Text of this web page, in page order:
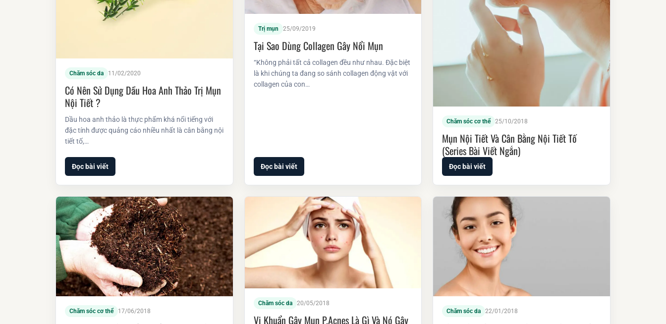
Chăm sóc da 11/02/2020
Có Nên Sử Dụng Dầu Hoa Anh Thảo Trị Mụn
Nội Tiết ?
Dầu hoa anh thảo là thực phẩm khá nổi tiếng với
đặc tính được quảng cáo nhiều nhất là cân bằng nội
tiết tố,…
Đọc bài viết
Trị mụn 25/09/2019
Tại Sao Dùng Collagen Gây Nổi Mụn
“Không phải tất cả collagen đều như nhau. Đặc biệt
là khi chúng ta đang so sánh collagen động vật với
collagen của con…
Đọc bài viết
Chăm sóc cơ thể 25/10/2018
Mụn Nội Tiết Và Cân Bằng Nội Tiết Tố
(Series Bài Viết Ngắn)
Đọc bài viết
Chăm sóc cơ thể 17/06/2018
Chăm sóc da 20/05/2018
Vi Khuẩn Gây Mụn P.acnes Là Gì Và Nó Gây
Chăm sóc da 22/01/2018